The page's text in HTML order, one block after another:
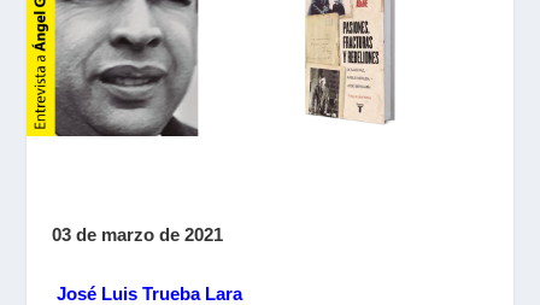
03 de marzo de 2021
José Luis Trueba Lara